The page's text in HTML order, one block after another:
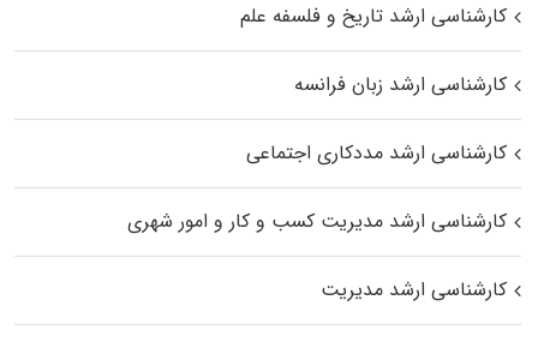
کارشناسی ارشد تاریخ و فلسفه علم
کارشناسی ارشد زبان فرانسه
کارشناسی ارشد مددکاری اجتماعی
کارشناسی ارشد مدیریت کسب و کار و امور شهری
کارشناسی ارشد مدیریت